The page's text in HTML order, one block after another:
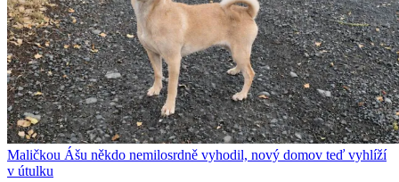
Maličkou Ášu někdo nemilosrdně vyhodil, nový domov teď vyhlíží
v útulku